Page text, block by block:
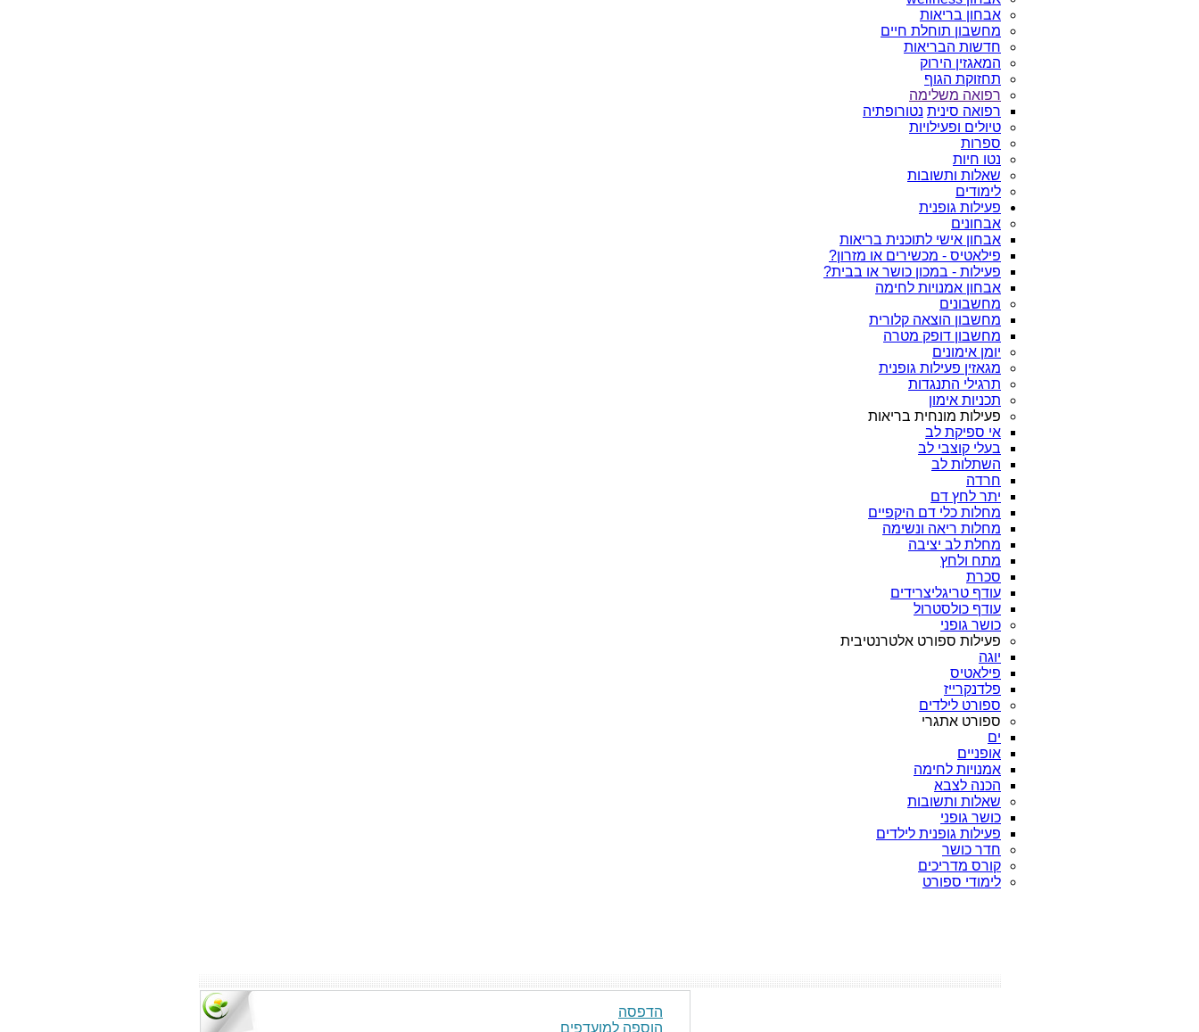
אבחון בריאות
מחשבון תוחלת חיים
חדשות הבריאות
המאגזין הירוק
תחזוקת הגוף
רפואה משלימה
רפואה סינית נטורופתיה
טיולים ופעילויות
ספרות
נטו חיות
שאלות ותשובות
לימודים
פעילות גופנית
אבחונים
אבחון אישי לתוכנית בריאות
פילאטיס - מכשירים או מזרון?
פעילות - במכון כושר או בבית?
אבחון אמנויות לחימה
מחשבונים
מחשבון הוצאה קלורית
מחשבון דופק מטרה
יומן אימונים
מגאזין פעילות גופנית
תרגילי התנגדות
תכניות אימון
פעילות מונחית בריאות
אי ספיקת לב
בעלי קוצבי לב
השתלות לב
חרדה
יתר לחץ דם
מחלות כלי דם היקפיים
מחלות ריאה ונשימה
מחלת לב יציבה
מתח ולחץ
סכרת
עודף טריגליצרידים
עודף כולסטרול
כושר גופני
פעילות ספורט אלטרנטיבית
יוגה
פילאטיס
פלדנקרייז
ספורט לילדים
ספורט אתגרי
ים
אופניים
אמנויות לחימה
הכנה לצבא
שאלות ותשובות
כושר גופני
פעילות גופנית לילדים
חדר כושר
קורס מדריכים
לימודי ספורט
הדפסה
הוספה למועדפים